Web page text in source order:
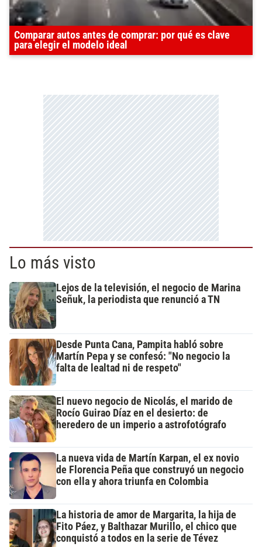
Comparar autos antes de comprar: por qué es clave
para elegir el modelo ideal
Lo más visto
Lejos de la televisión, el negocio de Marina
Señuk, la periodista que renunció a TN
Desde Punta Cana, Pampita habló sobre
Martín Pepa y se confesó: "No negocio la
falta de lealtad ni de respeto"
El nuevo negocio de Nicolás, el marido de
Rocío Guirao Díaz en el desierto: de
heredero de un imperio a astrofotógrafo
La nueva vida de Martín Karpan, el ex novio
de Florencia Peña que construyó un negocio
con ella y ahora triunfa en Colombia
La historia de amor de Margarita, la hija de
Fito Páez, y Balthazar Murillo, el chico que
conquistó a todos en la serie de Tévez